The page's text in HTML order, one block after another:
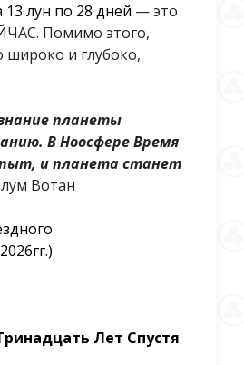
13 лун по 28 дней — это
Помимо этого,
широко и глубоко,
планеты
В Ноосфере Время
и планета станет
Вотан
Лет Спустя